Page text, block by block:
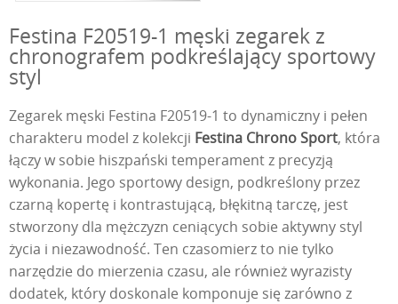
Festina F20519-1 męski zegarek z
chronografem podkreślający sportowy
styl
Zegarek męski Festina F20519-1 to dynamiczny i pełen
charakteru model z kolekcji Festina Chrono Sport, która
łączy w sobie hiszpański temperament z precyzją
wykonania. Jego sportowy design, podkreślony przez
czarną kopertę i kontrastującą, błękitną tarczę, jest
stworzony dla mężczyzn ceniących sobie aktywny styl
życia i niezawodność. Ten czasomierz to nie tylko
narzędzie do mierzenia czasu, ale również wyrazisty
dodatek, który doskonale komponuje się zarówno z